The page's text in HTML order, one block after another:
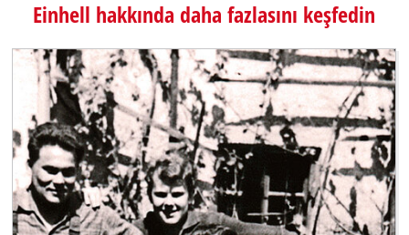
Einhell hakkında daha fazlasını keşfedin